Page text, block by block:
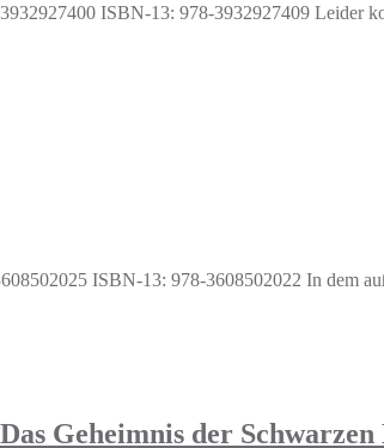
ISBN-13: 978-3932927409 Leider
ISBN-13: 978-3608502022 In dem
Geheimnis der Schwarzen